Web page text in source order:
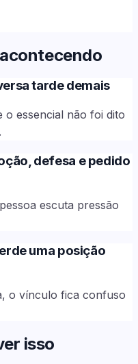
tarde demais
essencial não foi dito
defesa e pedido
escuta pressão
uma posição
o vínculo fica confuso
isso